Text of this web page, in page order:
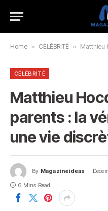
Home » CÉLÉBRITÉ » Matthieu
CÉLÉBRITÉ
Matthieu
parents : la
une vie
By Magazineideas
6 Mins Read